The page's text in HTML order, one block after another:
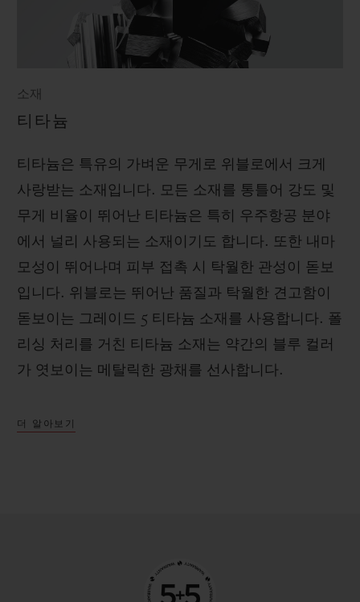
소재
티타늄
티타늄은 특유의 가벼운 무게로 위블로에서 크게
사랑받는 소재입니다. 모든 소재를 통틀어 강도 및
무게 비율이 뛰어난 티타늄은 특히 우주항공 분야
에서 널리 사용되는 소재이기도 합니다. 또한 내마
모성이 뛰어나며 피부 접촉 시 탁월한 관성이 돋보
입니다. 위블로는 뛰어난 품질과 탁월한 견고함이
돋보이는 그레이드 5 티타늄 소재를 사용합니다. 폴
리싱 처리를 거친 티타늄 소재는 약간의 블루 컬러
가 엿보이는 메탈릭한 광채를 선사합니다.
더 알아보기